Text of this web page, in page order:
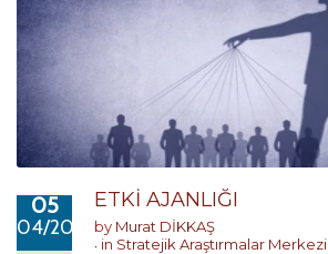
05
04/2023
ETKİ AJANLIĞI
by Murat DİKKAŞ
in Stratejik Araştırmalar Merkezi